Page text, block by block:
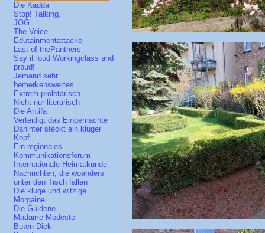
Die Kadda
Stop! Talking.
JOG
The Voice
Edutainmentattacke
Last of thePanthers
Say it loud:Workingclass and
proud!
Jemand sehr
bemerkenswertes
Extrem proletarisch
Nicht nur literarisch
Die Antifa
Verteidigt das Eingemachte
Dahinter steckt ein kluger
Kopf
Ein regionales
Kommunikationsforum
Internationale Heimatkunde
Nachrichten, die woanders
unter den Tisch fallen
Die kluge und witzige
Morgaine
Die Güldene
Madame Modeste
Buten Diek